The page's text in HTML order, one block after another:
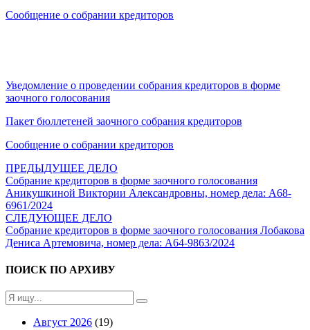
Сообщение о собрании кредиторов
Уведомление о проведении собрания кредиторов в форме
заочного голосования
Пакет бюллетеней заочного собрания кредиторов
Сообщение о собрании кредиторов
ПРЕДЫДУЩЕЕ ДЕЛО
Собрание кредиторов в форме заочного голосования
Аникушкиной Виктории Александровны, номер дела: А68-
6961/2024
СЛЕДУЮЩЕЕ ДЕЛО
Собрание кредиторов в форме заочного голосования Лобакова
Дениса Артемовича, номер дела: А64-9863/2024
ПОИСК ПО АРХИВУ
Август 2026 (19)